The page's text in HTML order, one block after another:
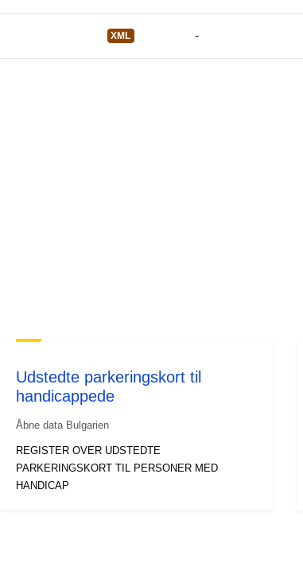
XML -
Udstedte parkeringskort til
handicappede
Åbne data Bulgarien
REGISTER OVER UDSTEDTE
PARKERINGSKORT TIL PERSONER MED
HANDICAP